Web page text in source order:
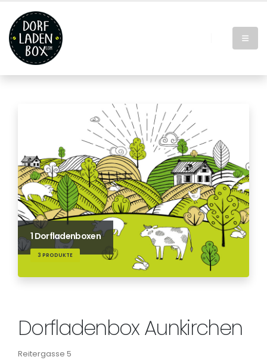
1 Dorfladenboxen
3 PRODUKTE
Dorfladenbox Aunkirchen
Reitergasse 5